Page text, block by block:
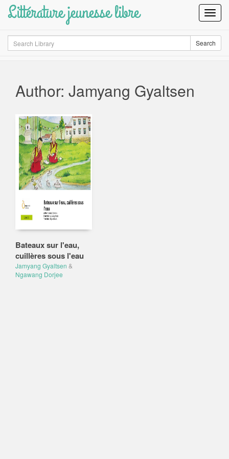
Littérature jeunesse libre
Search Search
Author: Jamyang Gyaltsen
Bateaux sur l'eau,
cuillères sous l'eau
Jamyang Gyaltsen &
Ngawang Dorjee